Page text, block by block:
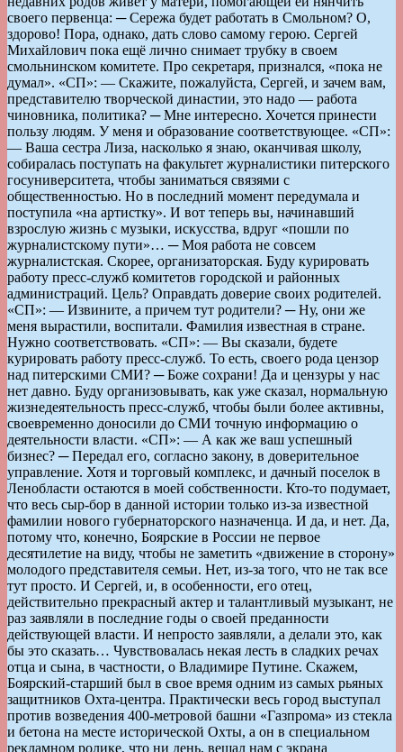
своего первенца: ─ Сережа будет работать в Смольном? О,
здорово! Пора, однако, дать слово самому герою. Сергей
Михайлович пока ещё лично снимает трубку в своем
смольнинском комитете. Про секретаря, признался, «пока не
думал». «СП»: — Скажите, пожалуйста, Сергей, и зачем вам,
представителю творческой династии, это надо — работа
чиновника, политика? ─ Мне интересно. Хочется принести
пользу людям. У меня и образование соответствующее. «СП»:
— Ваша сестра Лиза, насколько я знаю, оканчивая школу,
собиралась поступать на факультет журналистики питерского
госуниверситета, чтобы заниматься связями с
общественностью. Но в последний момент передумала и
поступила «на артистку». И вот теперь вы, начинавший
взрослую жизнь с музыки, искусства, вдруг «пошли по
журналистскому пути»… ─ Моя работа не совсем
журналистская. Скорее, организаторская. Буду курировать
работу пресс-служб комитетов городской и районных
администраций. Цель? Оправдать доверие своих родителей.
«СП»: — Извините, а причем тут родители? ─ Ну, они же
меня вырастили, воспитали. Фамилия известная в стране.
Нужно соответствовать. «СП»: — Вы сказали, будете
курировать работу пресс-служб. То есть, своего рода цензор
над питерскими СМИ? ─ Боже сохрани! Да и цензуры у нас
нет давно. Буду организовывать, как уже сказал, нормальную
жизнедеятельность пресс-служб, чтобы были более активны,
своевременно доносили до СМИ точную информацию о
деятельности власти. «СП»: — А как же ваш успешный
бизнес? ─ Передал его, согласно закону, в доверительное
управление. Хотя и торговый комплекс, и дачный поселок в
Ленобласти остаются в моей собственности. Кто-то подумает,
что весь сыр-бор в данной истории только из-за известной
фамилии нового губернаторского назначенца. И да, и нет. Да,
потому что, конечно, Боярские в России не первое
десятилетие на виду, чтобы не заметить «движение в сторону»
молодого представителя семьи. Нет, из-за того, что не так все
тут просто. И Сергей, и, в особенности, его отец,
действительно прекрасный актер и талантливый музыкант, не
раз заявляли в последние годы о своей преданности
действующей власти. И непросто заявляли, а делали это, как
бы это сказать… Чувствовалась некая лесть в сладких речах
отца и сына, в частности, о Владимире Путине. Скажем,
Боярский-старший был в свое время одним из самых рьяных
защитников Охта-центра. Практически весь город выступал
против возведения 400-метровой башни «Газпрома» из стекла
и бетона на месте исторической Охты, а он в специальном
рекламном ролике, что ни день, вещал нам с экрана